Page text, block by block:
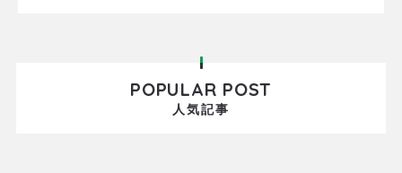
POPULAR POST
人気記事